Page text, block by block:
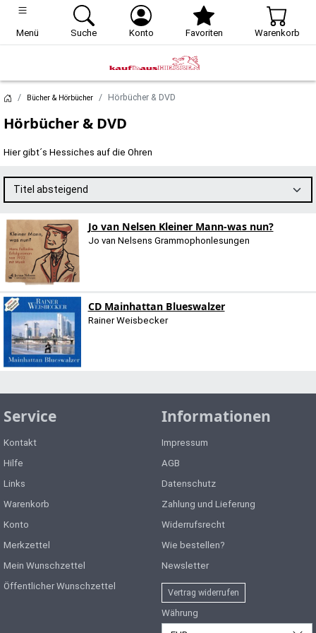
Menü Suche Konto Favoriten Warenkorb
Bücher & Hörbücher Hörbücher & DVD
Hörbücher & DVD
Hier gibt´s Hessiches auf die Ohren
Titel absteigend
Jo van Nelsen Kleiner Mann-was nun?
Jo van Nelsens Grammophonlesungen
CD Mainhattan Blueswalzer
Rainer Weisbecker
Service
Kontakt
Hilfe
Links
Warenkorb
Konto
Merkzettel
Mein Wunschzettel
Öffentlicher Wunschzettel
Informationen
Impressum
AGB
Datenschutz
Zahlung und Lieferung
Widerrufsrecht
Wie bestellen?
Newsletter
Vertrag widerrufen
Währung